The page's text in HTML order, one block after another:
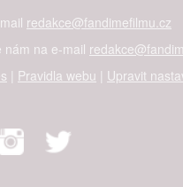
redakce@fandimefilmu.cz
nám na e-mail
| Pravidla webu | Upravit